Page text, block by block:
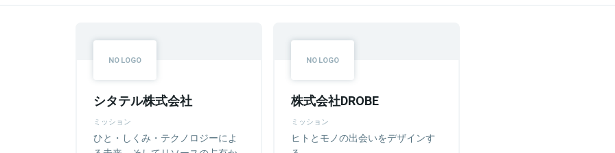
シタテル株式会社
ミッション
ひと・しくみ・テクノロジーによ
株式会社DROBE
ミッション
ヒトとモノの出会いをデザインす